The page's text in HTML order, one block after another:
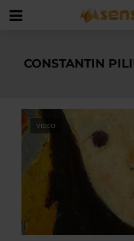
CONSTANTIN
VIDEO